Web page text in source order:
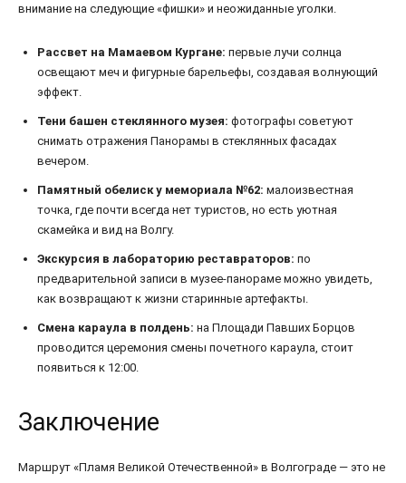
внимание на следующие «фишки» и неожиданные уголки.
Рассвет на Мамаевом Кургане: первые лучи солнца
освещают меч и фигурные барельефы, создавая волнующий
эффект.
Тени башен стеклянного музея: фотографы советуют
снимать отражения Панорамы в стеклянных фасадах
вечером.
Памятный обелиск у мемориала №62: малоизвестная
точка, где почти всегда нет туристов, но есть уютная
скамейка и вид на Волгу.
Экскурсия в лабораторию реставраторов: по
предварительной записи в музее-панораме можно увидеть,
как возвращают к жизни старинные артефакты.
Смена караула в полдень: на Площади Павших Борцов
проводится церемония смены почетного караула, стоит
появиться к 12:00.
Заключение
Маршрут «Пламя Великой Отечественной» в Волгограде — это не